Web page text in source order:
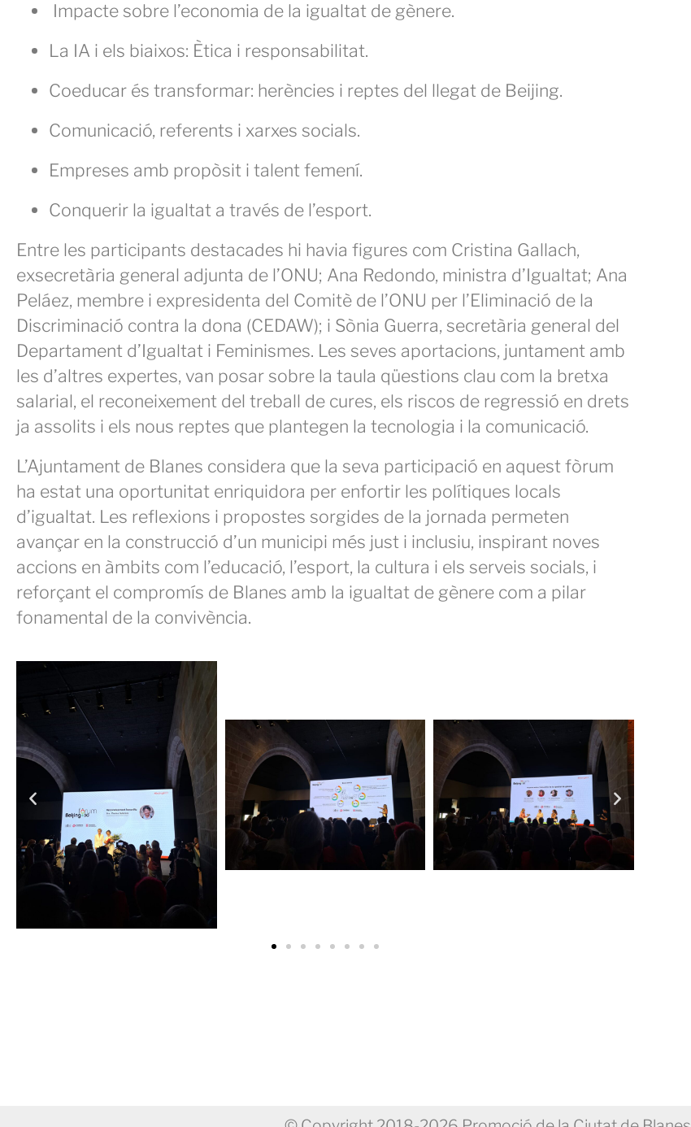
Impacte sobre l’economia de la igualtat de gènere.
La IA i els biaixos: Ètica i responsabilitat.
Coeducar és transformar: herències i reptes del llegat de Beijing.
Comunicació, referents i xarxes socials.
Empreses amb propòsit i talent femení.
Conquerir la igualtat a través de l’esport.
Entre les participants destacades hi havia figures com Cristina Gallach,
exsecretària general adjunta de l’ONU; Ana Redondo, ministra d’Igualtat; Ana
Peláez, membre i expresidenta del Comitè de l’ONU per l’Eliminació de la
Discriminació contra la dona (CEDAW); i Sònia Guerra, secretària general del
Departament d’Igualtat i Feminismes. Les seves aportacions, juntament amb
les d’altres expertes, van posar sobre la taula qüestions clau com la bretxa
salarial, el reconeixement del treball de cures, els riscos de regressió en drets
ja assolits i els nous reptes que plantegen la tecnologia i la comunicació.
L’Ajuntament de Blanes considera que la seva participació en aquest fòrum
ha estat una oportunitat enriquidora per enfortir les polítiques locals
d’igualtat. Les reflexions i propostes sorgides de la jornada permeten
avançar en la construcció d’un municipi més just i inclusiu, inspirant noves
accions en àmbits com l’educació, l’esport, la cultura i els serveis socials, i
reforçant el compromís de Blanes amb la igualtat de gènere com a pilar
fonamental de la convivència.